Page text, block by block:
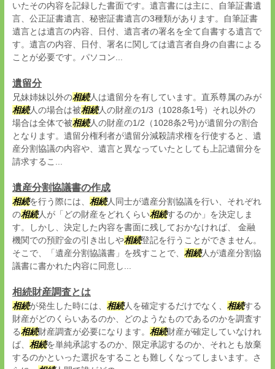
いたその内容を記録した書面です。遺言書には主に、自筆証書遺
言、公正証書遺言、秘密証書遺言の3種類があります。自筆証書
遺言とは遺言の内容、日付、遺言者の署名を全て自書する遺言で
す。遺言の内容、日付、署名に関しては遺言者自身の自書による
ことが必要です。パソコン...
遺留分
兄妹姉妹以外の相続人は遺留分を有しています。直系尊属のみが
相続人の場合は被相続人の財産の1/3（1028条1号）それ以外の
場合は全体で被相続人の財産の1/2（1028条2号)が遺留分の割合
となります。遺留分権利者が遺留分減殺請求権を行使すると、遺
産分割協議の内容や、遺言と異なっていたとしても上記遺留分を
請求するこ...
遺産分割協議書の作成
相続を行う際には、 相続人同士が遺産分割協議を行い、それぞれ
の相続人が「どの財産をどれくらい相続するのか」を決定しま
す。しかし、決定した内容を書面に残しておかなければ、 金融
機関での預貯金の引き出しや相続登記を行うことができません。
そこで、「遺産分割協議書」を残すことで、 相続人が遺産分割協
議書に書かれた内容に同意し...
相続財産調査とは
相続が発生した時には、 相続人を確定するだけでなく、 相続する
財産がどのくらいあるのか、どのようなものであるのかを調査す
る相続財産調査が必要になります。 相続財産が確定していなけれ
ば、 相続を単純承認するのか、限定承認するのか、それとも放棄
するのかといった選択をすることも難しくなってしまいます。さ